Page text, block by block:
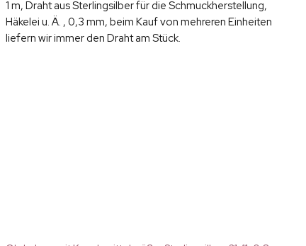
1 m, Draht aus Sterlingsilber für die Schmuckherstellung,
Häkelei u. Ä. , 0,3 mm, beim Kauf von mehreren Einheiten
liefern wir immer den Draht am Stück.